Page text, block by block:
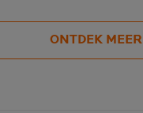
ONTDEK MEER